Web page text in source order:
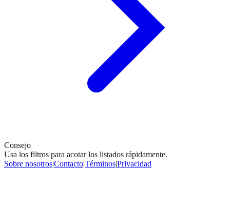
Consejo
Usa los filtros para acotar los listados rápidamente.
Sobre nosotros|Contacto|Términos|Privacidad